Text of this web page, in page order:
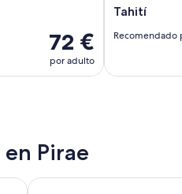
72 €
por adulto
Tahití
Recomendado
Pirae
Hotel Royal Tahitien